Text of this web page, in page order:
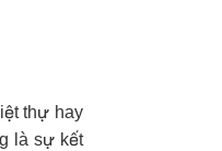
thự hay
là sự kết